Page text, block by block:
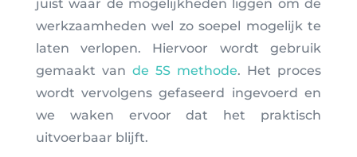
juist waar de mogelijkheden liggen om de
werkzaamheden wel zo soepel mogelijk te
laten verlopen. Hiervoor wordt gebruik
gemaakt van de 5S methode. Het proces
wordt vervolgens gefaseerd ingevoerd en
we waken ervoor dat het praktisch
uitvoerbaar blijft.